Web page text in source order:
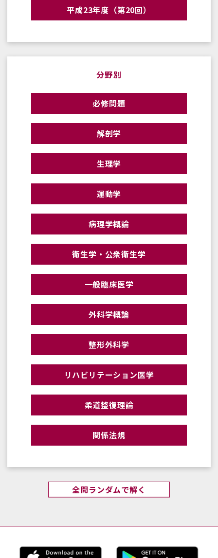
平成23年度（第20回）
分野別
必修問題
解剖学
生理学
運動学
病理学概論
衛生学・公衆衛生学
一般臨床医学
外科学概論
整形外科学
リハビリテーション医学
柔道整復理論
関係法規
全問ランダムで解く